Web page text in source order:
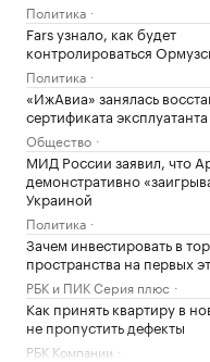
Политика
Fars узнало, как будет
контролироваться
Политика
«ИжАвиа» занялась
сертификата эксплуатанта
Общество
МИД России заявил, что
демонстративно
Украиной
Политика
Зачем инвестировать в
пространства на первых
РБК и ПИК Серия плюс
Как принять квартиру в
не пропустить дефекты
РБК Компании